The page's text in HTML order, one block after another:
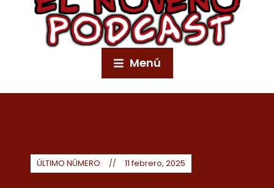
Menú
ÚLTIMO NÚMERO 11 febrero, 2025